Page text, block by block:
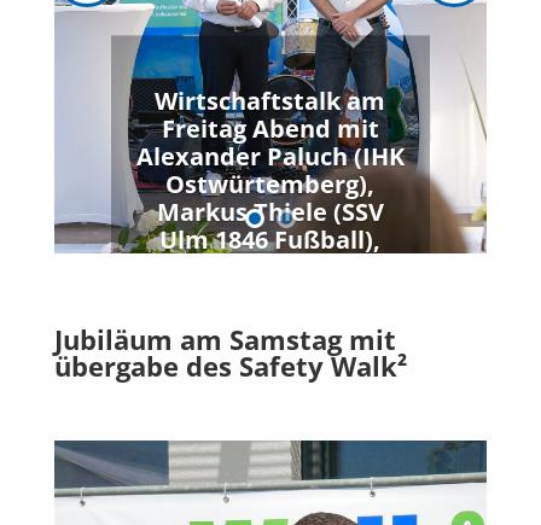
Wirtschaftstalkam
Freitag Abendmit
Alexander Paluch(IHK
Ostwürtemberg),
Markus Thiele (SSV
Ulm 1846 Fußball),
Neresheim)
und Guido
Deis (AOK
Ostwürtemberg),
Schill.
Jubiläum am Samstag mit
übergabe des Safety Walk²